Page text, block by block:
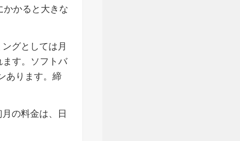
かかると大きな
グとしては月
す。ソフトバ
あります。締
の料金は、日